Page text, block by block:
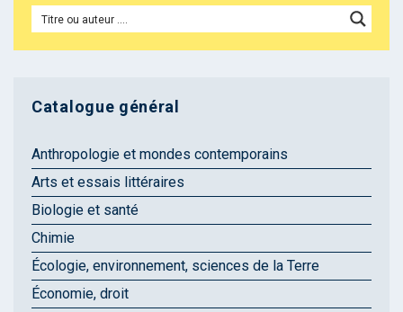
Catalogue général
Anthropologie et mondes contemporains
Arts et essais littéraires
Biologie et santé
Chimie
Écologie, environnement, sciences de la Terre
Économie, droit